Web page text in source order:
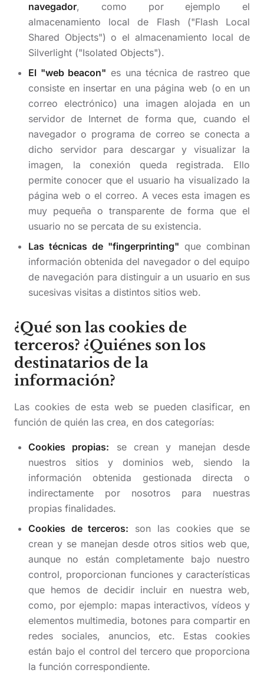
navegador, como por ejemplo el
almacenamiento local de Flash ("Flash Local
Shared Objects") o el almacenamiento local de
Silverlight ("Isolated Objects").
El "web beacon" es una técnica de rastreo que
consiste en insertar en una página web (o en un
correo electrónico) una imagen alojada en un
servidor de Internet de forma que, cuando el
navegador o programa de correo se conecta a
dicho servidor para descargar y visualizar la
imagen, la conexión queda registrada. Ello
permite conocer que el usuario ha visualizado la
página web o el correo. A veces esta imagen es
muy pequeña o transparente de forma que el
usuario no se percata de su existencia.
Las técnicas de "fingerprinting" que combinan
información obtenida del navegador o del equipo
de navegación para distinguir a un usuario en sus
sucesivas visitas a distintos sitios web.
¿Qué son las cookies de
terceros? ¿Quiénes son los
destinatarios de la
información?
Las cookies de esta web se pueden clasificar, en
función de quién las crea, en dos categorías:
Cookies propias: se crean y manejan desde
nuestros sitios y dominios web, siendo la
información obtenida gestionada directa o
indirectamente por nosotros para nuestras
propias finalidades.
Cookies de terceros: son las cookies que se
crean y se manejan desde otros sitios web que,
aunque no están completamente bajo nuestro
control, proporcionan funciones y características
que hemos de decidir incluir en nuestra web,
como, por ejemplo: mapas interactivos, vídeos y
elementos multimedia, botones para compartir en
redes sociales, anuncios, etc. Estas cookies
están bajo el control del tercero que proporciona
la función correspondiente.